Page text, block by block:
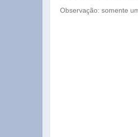
Observação: somente